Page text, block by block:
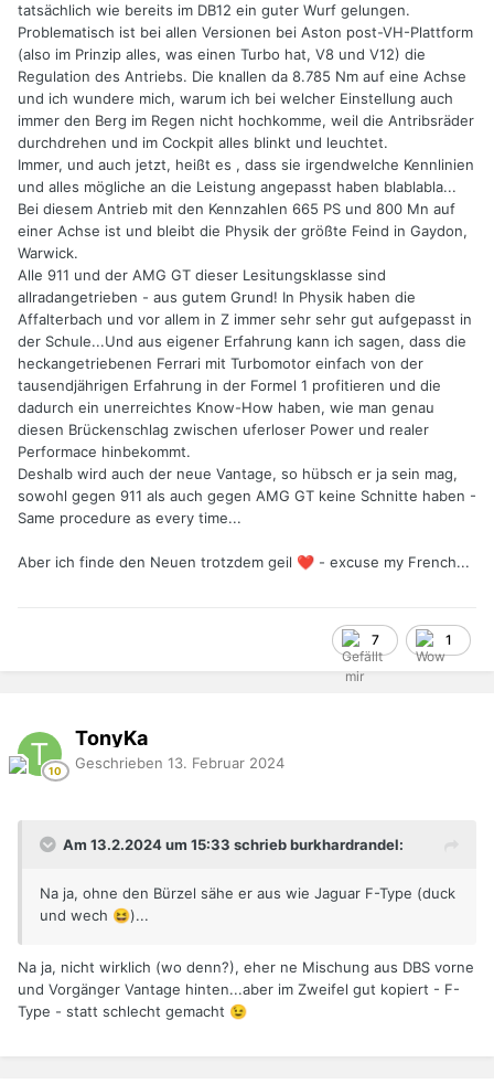
tatsächlich wie bereits im DB12 ein guter Wurf gelungen.
Problematisch ist bei allen Versionen bei Aston post-VH-Plattform
(also im Prinzip alles, was einen Turbo hat, V8 und V12) die
Regulation des Antriebs. Die knallen da 8.785 Nm auf eine Achse
und ich wundere mich, warum ich bei welcher Einstellung auch
immer den Berg im Regen nicht hochkomme, weil die Antribsräder
durchdrehen und im Cockpit alles blinkt und leuchtet.
Immer, und auch jetzt, heißt es , dass sie irgendwelche Kennlinien
und alles mögliche an die Leistung angepasst haben blablabla...
Bei diesem Antrieb mit den Kennzahlen 665 PS und 800 Mn auf
einer Achse ist und bleibt die Physik der größte Feind in Gaydon,
Warwick.
Alle 911 und der AMG GT dieser Lesitungsklasse sind
allradangetrieben - aus gutem Grund! In Physik haben die
Affalterbach und vor allem in Z immer sehr sehr gut aufgepasst in
der Schule...Und aus eigener Erfahrung kann ich sagen, dass die
heckangetriebenen Ferrari mit Turbomotor einfach von der
tausendjährigen Erfahrung in der Formel 1 profitieren und die
dadurch ein unerreichtes Know-How haben, wie man genau
diesen Brückenschlag zwischen uferloser Power und realer
Performace hinbekommt.
Deshalb wird auch der neue Vantage, so hübsch er ja sein mag,
sowohl gegen 911 als auch gegen AMG GT keine Schnitte haben -
Same procedure as every time...
Aber ich finde den Neuen trotzdem geil ❤️ - excuse my French...
7 1
TonyKa
Geschrieben 13. Februar 2024
Am 13.2.2024 um 15:33 schrieb burkhardrandel:
Na ja, ohne den Bürzel sähe er aus wie Jaguar F-Type (duck
und wech 😆)...
Na ja, nicht wirklich (wo denn?), eher ne Mischung aus DBS vorne
und Vorgänger Vantage hinten...aber im Zweifel gut kopiert - F-
Type - statt schlecht gemacht 😉